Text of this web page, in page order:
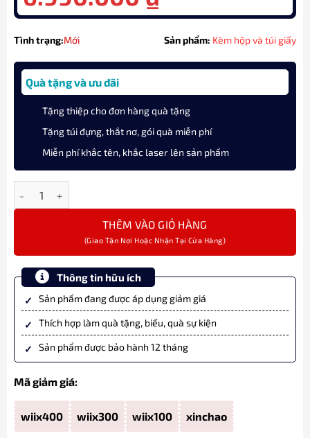
Tình trạng:Mới Sản phẩm: Kèm hộp và túi giấy
Quà tặng và ưu đãi
Tặng thiệp cho đơn hàng quà tặng
Tặng túi đựng, thắt nơ, gói quà miễn phí
Miễn phí khắc tên, khắc laser lên sản phẩm
THÊM VÀO GIỎ HÀNG
Thông tin hữu ích
Sản phẩm đang được áp dụng giảm giá
Thích hợp làm quà tặng, biếu, quà sự kiện
Sản phẩm được bảo hành 12 tháng
Mã giảm giá:
wiix400 wiix300 wiix100 xinchao